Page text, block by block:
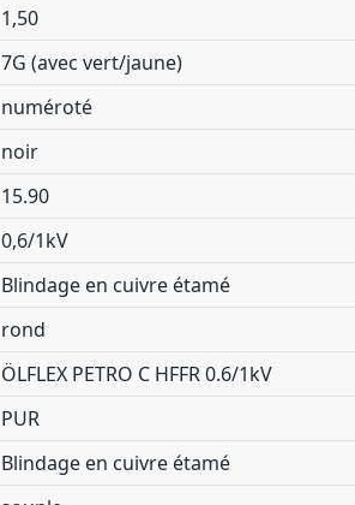
1,50
7G (avec vert/jaune)
numéroté
noir
15.90
0,6/1kV
Blindage en cuivre étamé
rond
ÖLFLEX PETRO C HFFR 0.6/1kV
PUR
Blindage en cuivre étamé